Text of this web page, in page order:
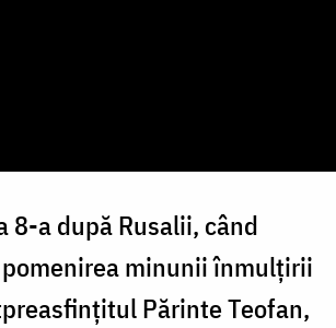
8-a după Rusalii, când
minunii înmulțirii
Părinte Teofan,